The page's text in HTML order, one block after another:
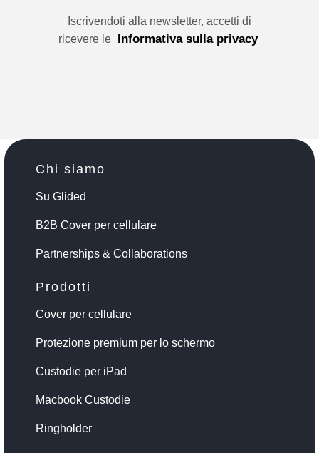
Iscrivendoti alla newsletter, accetti di
ricevere le Informativa sulla privacy
Chi siamo
Su Glided
B2B Cover per cellulare
Partnerships & Collaborations
Prodotti
Cover per cellulare
Protezione premium per lo schermo
Custodie per iPad
Macbook Custodie
Ringholder